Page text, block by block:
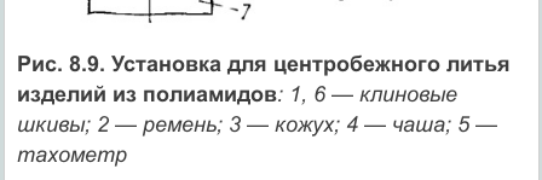
Рис. 8.9. Установка для центробежного литья
изделий из полиамидов: 1, 6 — клиновые
шкивы; 2 — ремень; 3 — кожух; 4 — чаша; 5 —
тахометр